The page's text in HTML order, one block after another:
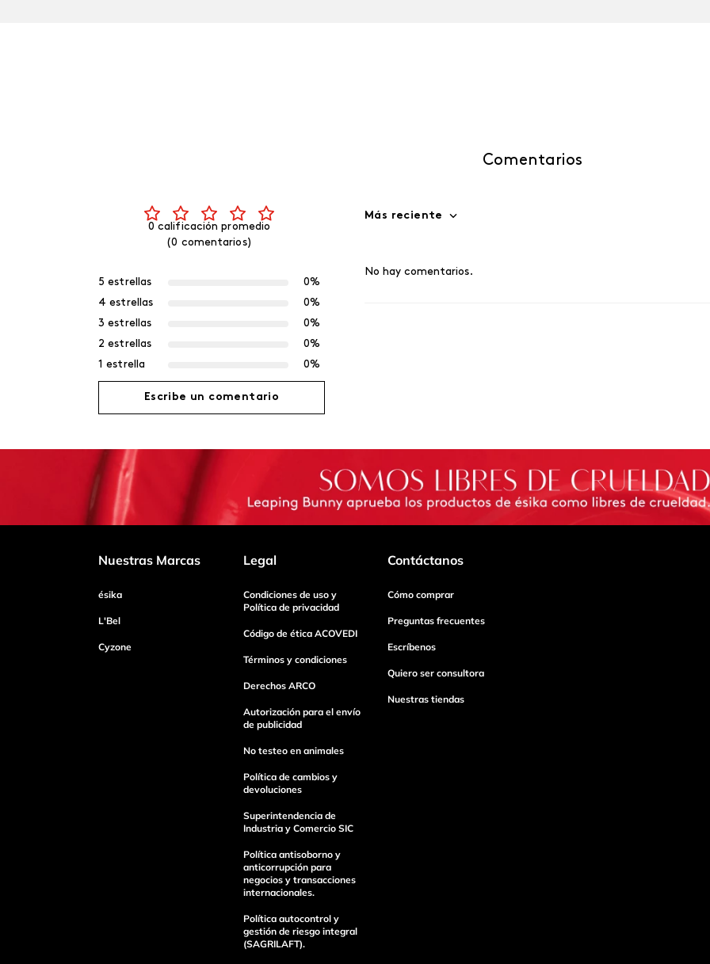
Comentarios
0 calificación promedio
(0 comentarios)
5 estrellas
0%
4 estrellas
0%
3 estrellas
0%
2 estrellas
0%
1 estrella
0%
Escribe un comentario
Agregar comentario
Título
Tu nombre
Enviar Comentario
Más reciente
No hay comentarios.
Nuestras Marcas
ésika
L'Bel
Cyzone
Legal
Condiciones de uso y
Política de privacidad
Código de ética ACOVEDI
Términos y condiciones
Derechos ARCO
Autorización para el envío
de publicidad
No testeo en animales
Política de cambios y
devoluciones
Superintendencia de
Industria y Comercio SIC
Política antisoborno y
anticorrupción para
negocios y transacciones
internacionales.
Política autocontrol y
gestión de riesgo integral
(SAGRILAFT).
Contáctanos
Cómo comprar
Preguntas frecuentes
Escríbenos
Quiero ser consultora
Nuestras tiendas